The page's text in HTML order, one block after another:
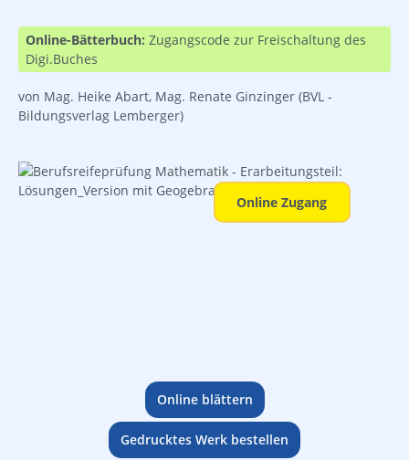
Online-Bätterbuch: Zugangscode zur Freischaltung des
Digi.Buches
von Mag. Heike Abart, Mag. Renate Ginzinger (BVL -
Bildungsverlag Lemberger)
Bildergalerie überspringen
Online Zugang
Online blättern
Gedrucktes Werk bestellen